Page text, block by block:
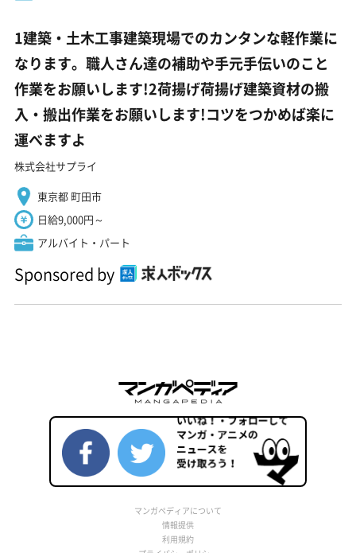
1建築・土木工事建築現場でのカンタンな軽作業に
なります。職人さん達の補助や手元手伝いのこと
作業をお願いします!2荷揚げ荷揚げ建築資材の搬
入・搬出作業をお願いします!コツをつかめば楽に
運べますよ
株式会社サプライ
東京都 町田市
日給9,000円～
アルバイト・パート
Sponsored by
マンガペディアについて
情報提供
利用規約